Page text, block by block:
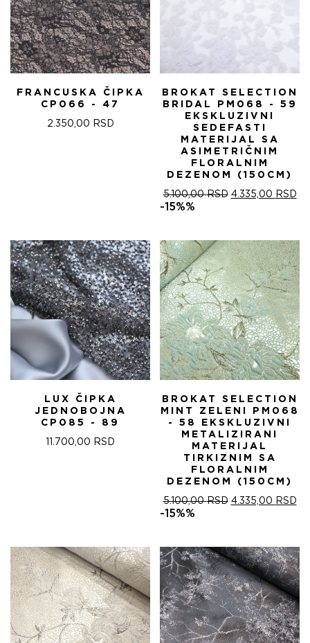
FRANCUSKA ČIPKA
CP066 - 47
2.350,00 RSD
BROKAT SELECTION
BRIDAL PM068 - 59
EKSKLUZIVNI
SEDEFASTI
MATERIJAL SA
ASIMETRIČNIM
FLORALNIM
DEZENOM (150CM)
5.100,00RSD ОРИГИНАЛНА
5.100,00 RSD.
4.335,00 RSD
-15%%
LUX ČIPKA
JEDNOBOJNA
CP085 - 89
11.700,00 RSD
BROKAT SELECTION
MINT ZELENI PM068
- 58 EKSKLUZIVNI
METALIZIRANI
MATERIJAL
TIRKIZNIM SA
FLORALNIM
DEZENOM (150CM)
5.100,00RSD ОРИГИНАЛНА
5.100,00 RSD.
4.335,00 RSD
-15%%